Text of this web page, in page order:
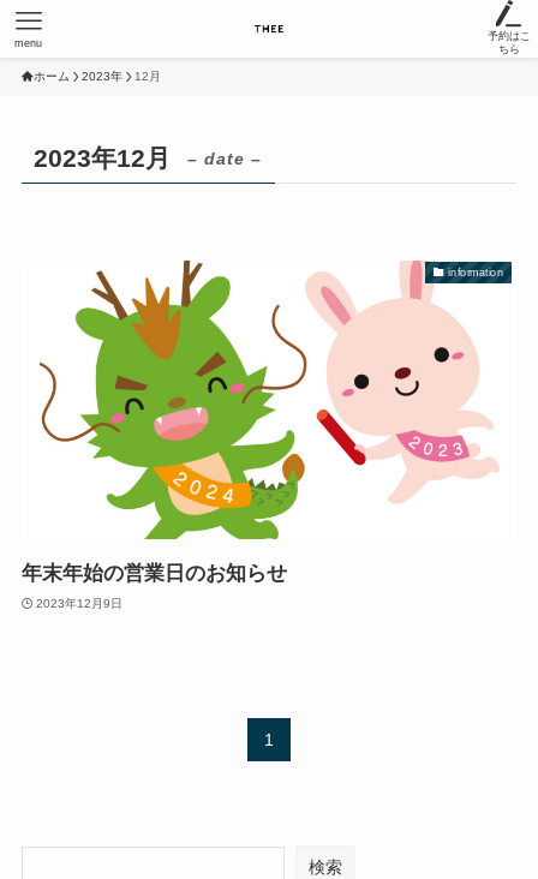
予約はこ
ちら
menu
ホーム 2023年 12月
2023年12月 – date –
information
年末年始の営業日のお知らせ
2023年12月9日
1
検索